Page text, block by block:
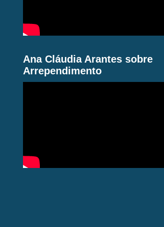
Ana Cláudia Arantes sobre
Arrependimento